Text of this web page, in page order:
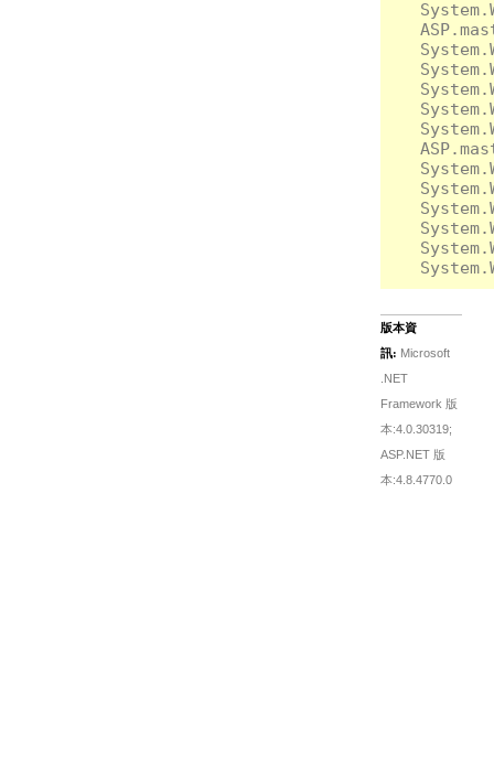
版本資
訊: Microsoft
.NET
Framework 版
本:4.0.30319;
ASP.NET 版
本:4.8.4770.0